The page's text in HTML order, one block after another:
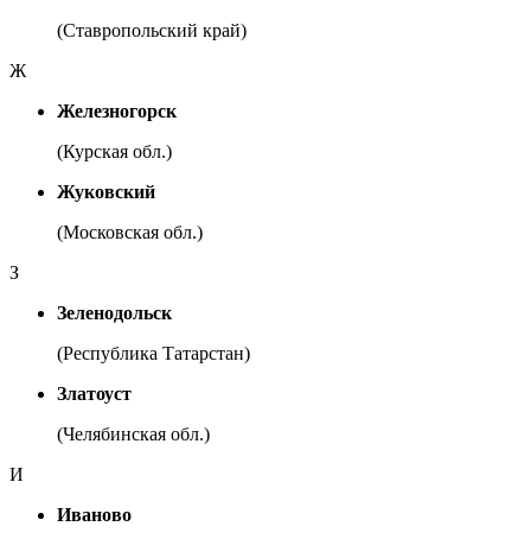
(Ставропольский край)
Ж
Железногорск
(Курская обл.)
Жуковский
(Московская обл.)
З
Зеленодольск
(Республика Татарстан)
Златоуст
(Челябинская обл.)
И
Иваново